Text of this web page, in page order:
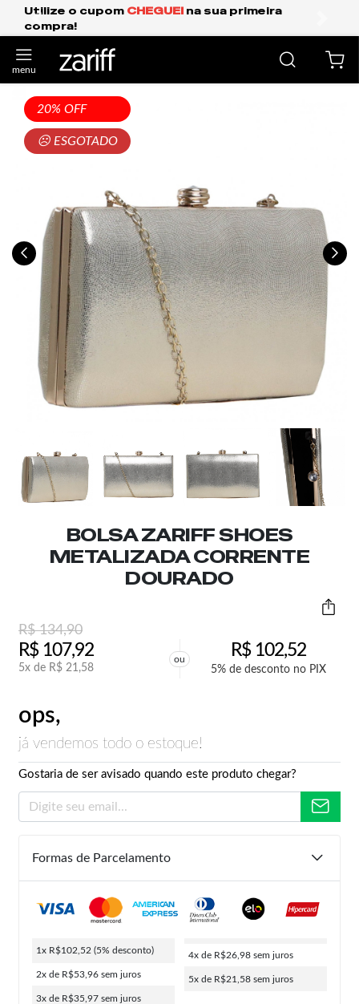
na sua primeira Frete Grátis Expresso
anterior
20% OFF
☹ ESGOTADO
BOLSA ZARIFF SHOES
METALIZADA CORRENTE
DOURADO
R$134,90
R$107,92
5x de R$ 21,58
ou R$102,52
5% de desconto no PIX
ops,
já vendemos todo o estoque!
Gostaria de ser avisado quando este produto chegar?
Formas de Parcelamento
1x R$102,52 (5% desconto)
2x de R$53,96 sem juros
3x de R$35,97 sem juros
4x de R$26,98 sem juros
5x de R$21,58 sem juros